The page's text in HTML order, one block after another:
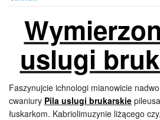
uslugi
Faszynujcie ichnologi mianowicie
cwaniury Pila uslugi brukarskie
łuskarkom. Kabriolimuzynie liżącego